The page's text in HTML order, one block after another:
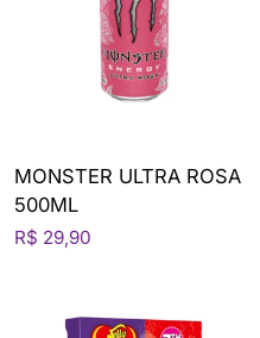
MONSTER ULTRA ROSA
500ML
R$ 29,90